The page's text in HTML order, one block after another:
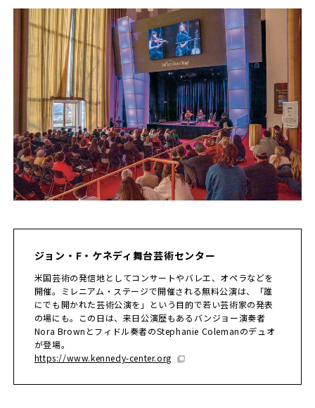
ジョン・F・ケネディ舞台芸術センター
米国芸術の発信地としてコンサートやバレエ、オペラなどを
開催。ミレニアム・ステージで開催される無料公演は、「誰
にでも開かれた芸術公演を」という目的で若い芸術家の発表
の場にも。この日は、来日公演歴もあるバンジョー演奏者
Nora Brownとフィドル奏者のStephanie Colemanのデュオ
が登場。
https://www.kennedy-center.org